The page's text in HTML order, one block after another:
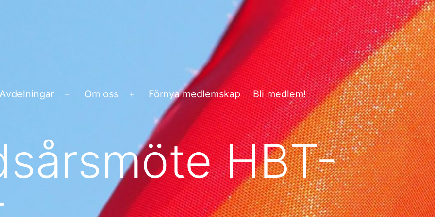
Avdelningar
Öppna
Om oss
Öppna
meny
Förnya medlemskap Bli medlem!
HBT-